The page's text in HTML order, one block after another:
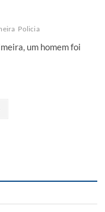
Policia
um homem foi